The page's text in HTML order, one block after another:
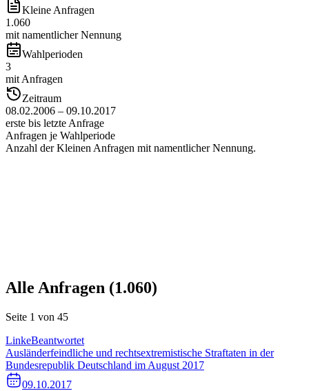
Kleine Anfragen
1.060
mit namentlicher Nennung
Wahlperioden
3
mit Anfragen
Zeitraum
08.02.2006 – 09.10.2017
erste bis letzte Anfrage
Anfragen je Wahlperiode
Anzahl der Kleinen Anfragen mit namentlicher Nennung.
Alle Anfragen (1.060)
Seite 1 von 45
LinkeBeantwortet
Ausländerfeindliche und rechtsextremistische Straftaten in der
Bundesrepublik Deutschland im August 2017
09.10.2017